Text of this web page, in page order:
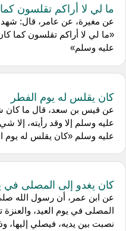
ما لي لا أراكم تقلسون
عن مغيرة، عن عامر، قال: شهد
«ما لي لا أراكم تقلسون كما
عليه وسلم»
كان يقلس له يوم الفطر
عن قيس بن سعد، قال ما كان
عليه وسلم إلا وقد رأيته، إلا
عليه وسلم «كان يقلس له يوم
كان يغدو إلى المصلى في
عن ابن عمر، أن رسول الله
المصلى في يوم العيد، والعنزة
نصبت بين يديه، فيصلي إليها،